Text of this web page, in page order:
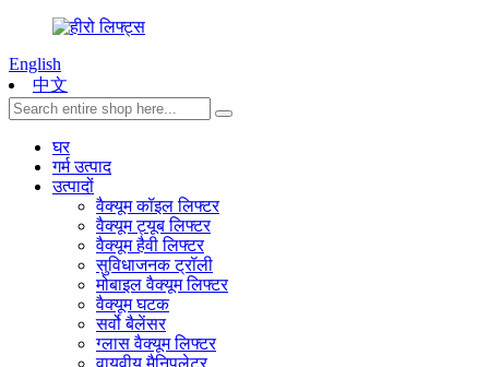
English
中文
घर
गर्म उत्पाद
उत्पादों
वैक्यूम कॉइल लिफ्टर
वैक्यूम ट्यूब लिफ्टर
वैक्यूम हैवी लिफ्टर
सुविधाजनक ट्रॉली
मोबाइल वैक्यूम लिफ्टर
वैक्यूम घटक
सर्वो बैलेंसर
ग्लास वैक्यूम लिफ्टर
वायवीय मैनिपुलेटर